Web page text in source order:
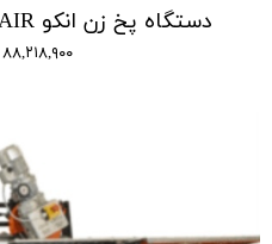
دستگاه پخ زن انکو B2AIR یوروبور euroboor
۸۸,۲۱۸,۹۰۰ تومان